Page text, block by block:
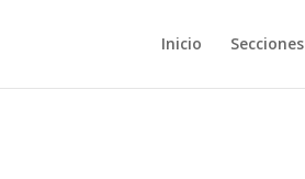
Inicio Secciones